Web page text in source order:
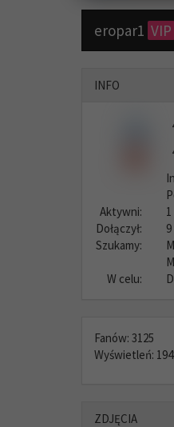
eropar1 VIP
INFO
Aktywni:
Dołączył:
Szukamy:
W celu:
Fanów: 3125
Wyświetleń:
ZDJĘCIA